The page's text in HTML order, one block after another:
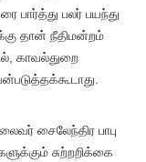
பார்த்து பலர் பயந்து
தான் நீதிமன்றம்
காவல்துறை
சைலேந்திர பாபு
சுற்றறிக்கை